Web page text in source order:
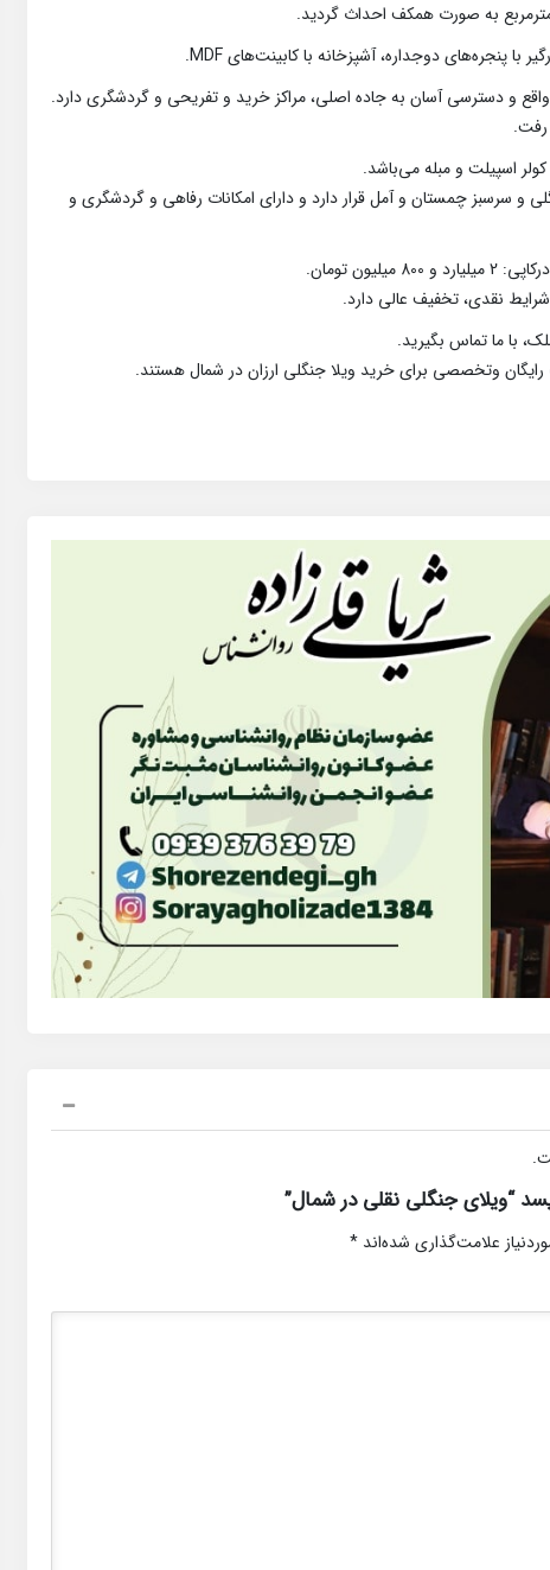
رفت.
اسپیلت و مبله می‌باشد.
و سرسبز چمستان و آمل قرار دارد و دارای امکانات رفاهی و گردشگری و
تومان.
نقدی، تخفیف عالی دارد.
با ما تماس بگیرید.
وتخصصی برای خرید ویلا جنگلی ارزان در شمال هستند.
“ویلای جنگلی نقلی در شمال”
علامت‌گذاری شده‌اند *